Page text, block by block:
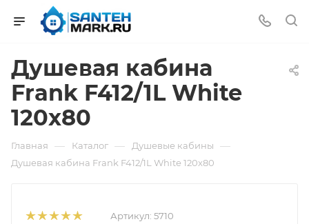
Душевая кабина
Frank F412/1L White
120x80
Главная — Каталог — Душевые кабины —
Душевая кабина Frank F412/1L White 120x80
Артикул: 5710